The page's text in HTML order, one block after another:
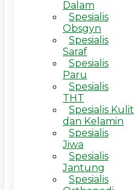
Dalam
Spesialis
Obsgyn
Spesialis
Saraf
Spesialis
Paru
Spesialis
THT
Spesialis Kulit
dan Kelamin
Spesialis
Jiwa
Spesialis
Jantung
Spesialis